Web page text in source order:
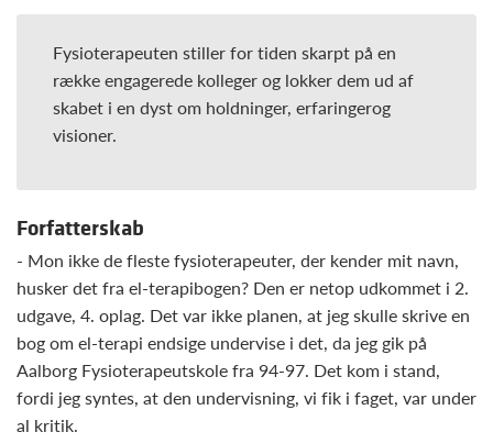
Fysioterapeuten stiller for tiden skarpt på en
række engagerede kolleger og lokker dem ud af
skabet i en dyst om holdninger, erfaringerog
visioner.
Forfatterskab
- Mon ikke de fleste fysioterapeuter, der kender mit navn,
husker det fra el-terapibogen? Den er netop udkommet i 2.
udgave, 4. oplag. Det var ikke planen, at jeg skulle skrive en
bog om el-terapi endsige undervise i det, da jeg gik på
Aalborg Fysioterapeutskole fra 94-97. Det kom i stand,
fordi jeg syntes, at den undervisning, vi fik i faget, var under
al kritik.